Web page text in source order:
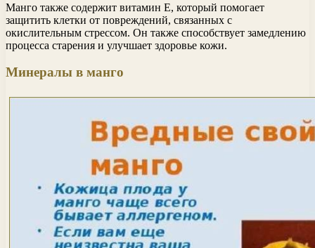
Манго также содержит витамин E, который помогает
защитить клетки от повреждений, связанных с
окислительным стрессом. Он также способствует замедлению
процесса старения и улучшает здоровье кожи.
Минералы в манго